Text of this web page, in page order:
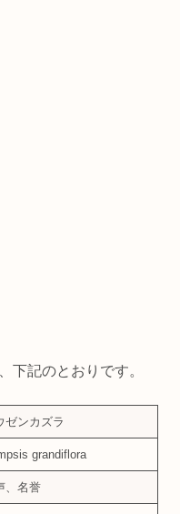
下記のとおりです。
ゼンカズラ
grandiflora
、名誉